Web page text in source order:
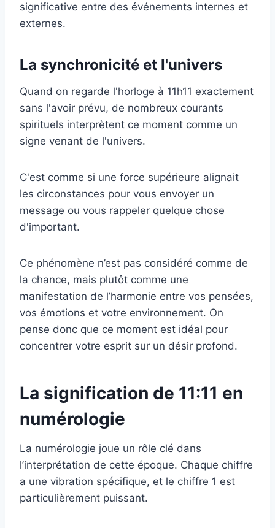
significative entre des événements internes et
externes.
La synchronicité et l'univers
Quand on regarde l'horloge à 11h11 exactement
sans l'avoir prévu, de nombreux courants
spirituels interprètent ce moment comme un
signe venant de l'univers.
C'est comme si une force supérieure alignait
les circonstances pour vous envoyer un
message ou vous rappeler quelque chose
d'important.
Ce phénomène n’est pas considéré comme de
la chance, mais plutôt comme une
manifestation de l’harmonie entre vos pensées,
vos émotions et votre environnement. On
pense donc que ce moment est idéal pour
concentrer votre esprit sur un désir profond.
La signification de 11:11 en
numérologie
La numérologie joue un rôle clé dans
l’interprétation de cette époque. Chaque chiffre
a une vibration spécifique, et le chiffre 1 est
particulièrement puissant.